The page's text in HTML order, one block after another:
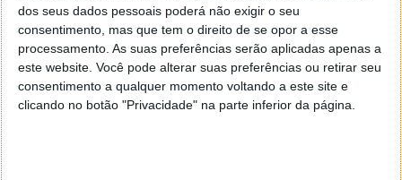
dos seus dados pessoais poderá não exigir o seu
consentimento, mas que tem o direito de se opor a esse
processamento. As suas preferências serão aplicadas apenas a
este website. Você pode alterar suas preferências ou retirar seu
consentimento a qualquer momento voltando a este site e
clicando no botão "Privacidade" na parte inferior da página.